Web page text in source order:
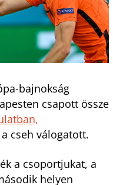
bajnokság
csapott össze
cseh válogatott.
a csoportjukat, a
helyen